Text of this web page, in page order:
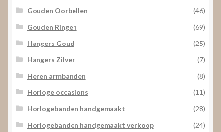
Gouden Oorbellen
(46)
Gouden Ringen
(69)
Hangers Goud
(25)
Hangers Zilver
(7)
Heren armbanden
(8)
Horloge occasions
(11)
Horlogebanden handgemaakt
(28)
Horlogebanden handgemaakt verkoop
(24)